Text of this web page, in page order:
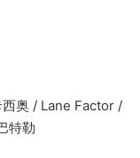
西奥 / Lane Factor /
特勒